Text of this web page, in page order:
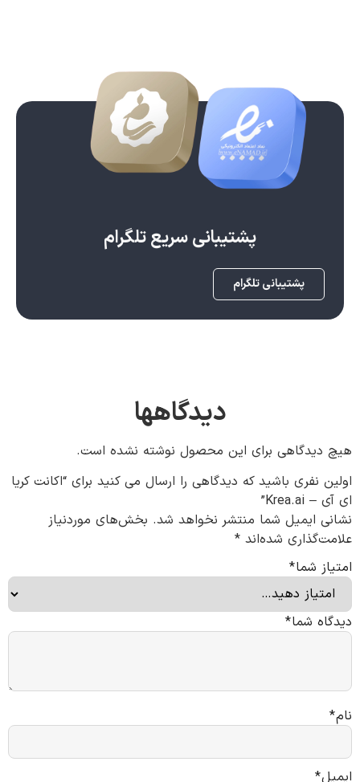
پشتیبانی سریع تلگرام
پشتیبانی تلگرام
دیدگاهها
هیچ دیدگاهی برای این محصول نوشته نشده است.
اولین نفری باشید که دیدگاهی را ارسال می کنید برای “اکانت کریا
ای آی – Krea.ai”
نشانی ایمیل شما منتشر نخواهد شد. بخش‌های موردنیاز
علامت‌گذاری شده‌اند *
امتیاز شما*
دیدگاه شما*
نام*
ایمیل*